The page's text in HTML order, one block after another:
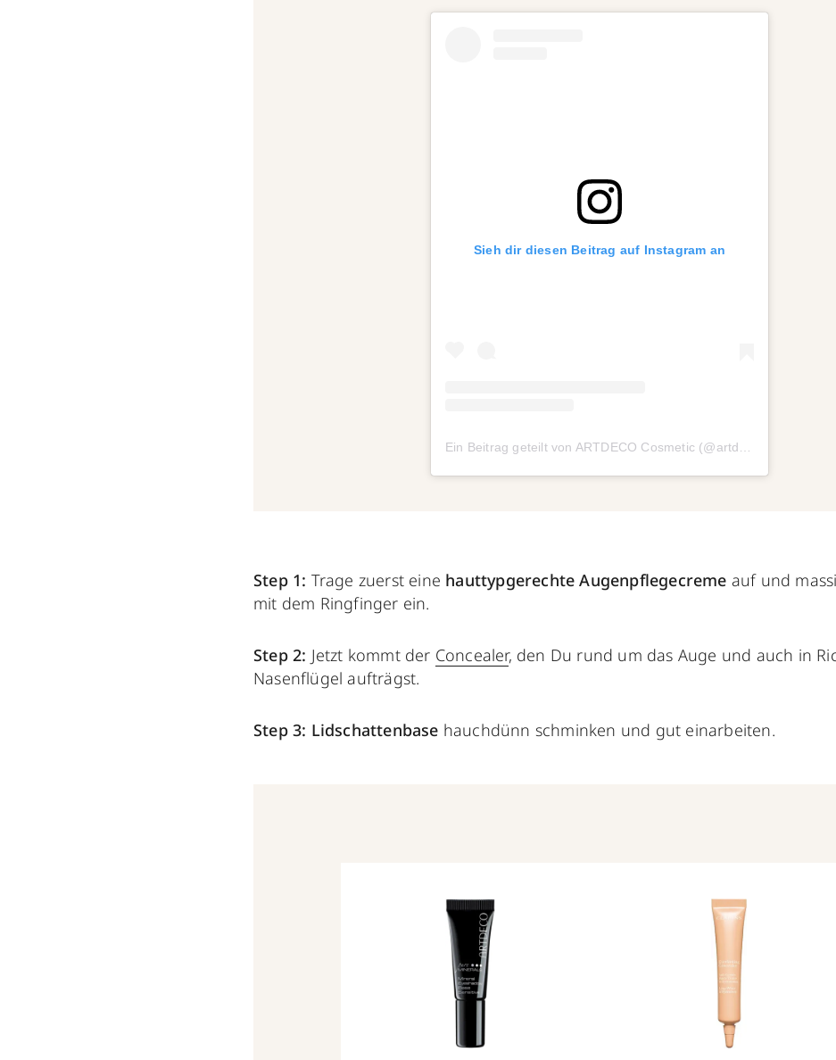
Sieh dir diesen Beitrag auf Instagram an
Ein Beitrag geteilt von ARTDECO Cosmetic (@artdeco_cosmetics)
Step 1: Trage zuerst eine hauttypgerechte Augenpflegecreme auf und
mit dem Ringfinger ein.
Step 2: Jetzt kommt der Concealer, den Du rund um das Auge und auch in
Nasenflügel aufträgst.
Step 3: Lidschattenbase hauchdünn schminken und gut einarbeiten.